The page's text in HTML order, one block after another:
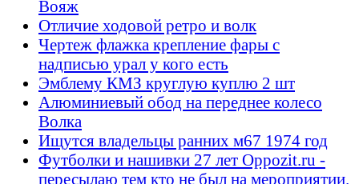
Вояж
Отличие ходовой ретро и волк
Чертеж флажка крепление фары с
надписью урал у кого есть
Эмблему КМЗ круглую куплю 2 шт
Алюминиевый обод на переднее колесо
Волка
Ищутся владельцы ранних м67 1974 год
Футболки и нашивки 27 лет Oppozit.ru -
пересылаю тем кто не был на мероприятии.